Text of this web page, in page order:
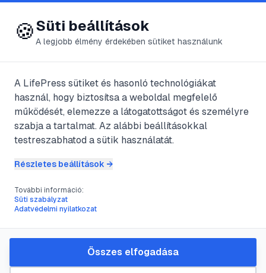
😍 LifePress
@goccs
2025. július 22. 4perc olvasás
A dog német, vagy
dán?
#állat kutya
A német dog a világ legnagyobb kutyái
közé tartozik. Már i. e. 2500-ban
🍪Süti beállítások
A legjobb élmény érdekében sütiket használunk
A LifePress sütiket és hasonló technológiákat
használ, hogy biztosítsa a weboldal megfelelő
működését, elemezze a látogatottságot és személyre
szabja a tartalmat. Az alábbi beállításokkal
testreszabhatod a sütik használatát.
Részletes beállítások →
További információ:
Süti szabályzat
Adatvédelmi nyilatkozat
Összes elfogadása